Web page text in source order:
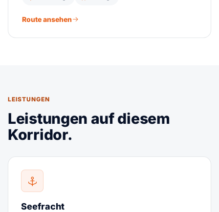
Route ansehen
LEISTUNGEN
Leistungen auf diesem
Korridor.
Seefracht